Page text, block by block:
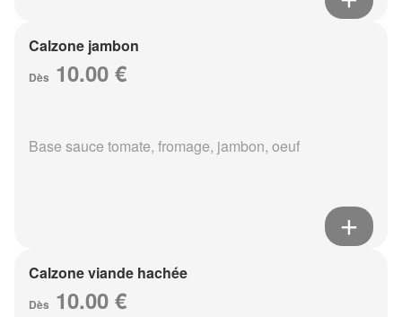
Calzone jambon
Dès 10.00 €
Base sauce tomate, fromage, jambon, oeuf
Calzone viande hachée
Dès 10.00 €